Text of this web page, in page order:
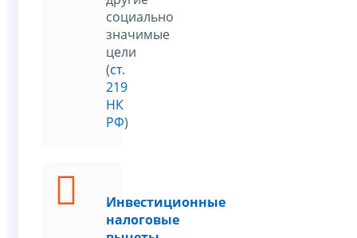
социально
значимые
цели
(ст.
219
НК
РФ)
Инвестиционные
налоговые